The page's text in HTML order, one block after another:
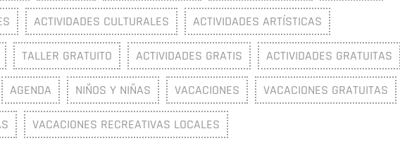
ACTIVIDADES CULTURALES ACTIVIDADES ARTÍSTICAS
TALLER GRATUITO ACTIVIDADES GRATIS ACTIVIDADES GRATUITAS
AGENDA NIÑOS Y NIÑAS VACACIONES VACACIONES GRATUITAS
VACACIONES RECREATIVAS LOCALES